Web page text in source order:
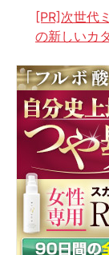
[PR]次世代
の新しいカ